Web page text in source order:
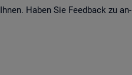
Haben Sie Feed­back zu an­